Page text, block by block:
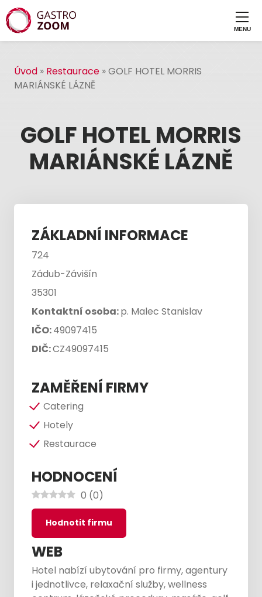
Úvod » Restaurace »GOLF HOTEL MORRIS
MARIÁNSKÉ LÁZNĚ
GOLF HOTEL MORRIS
MARIÁNSKÉ LÁZNĚ
ZÁKLADNÍ INFORMACE
724
Zádub-Závišín
35301
Kontaktní osoba:p. Malec Stanislav
IČO:49097415
DIČ:CZ49097415
ZAMĚŘENÍ FIRMY
Catering
Hotely
Restaurace
HODNOCENÍ
0 (0)
Hodnotit firmu
WEB
Hotel nabízí ubytování pro firmy, agentury
i jednotlivce, relaxační služby, wellness